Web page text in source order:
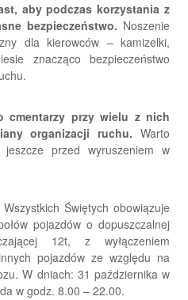
aby podczas korzystania z
bezpieczeństwo. Noszenie
dla kierowców – kamizelki,
znacząco bezpieczeństwo
cmentarzy przy wielu z nich
organizacji ruchu. Warto
przed wyruszeniem w
Świętych obowiązuje
pojazdów o dopuszczalnej
12t, z wyłączeniem
pojazdów ze względu na
W dniach: 31 października w
w godz. 8.00 – 22.00.